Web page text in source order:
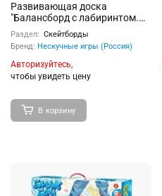
Развивающая доска
"Балансборд с лабиринтом.
Волшебник Изумрудного
города"
Раздел: Скейтборды
Бренд: Нескучные игры (Россия)
Авторизуйтесь,
чтобы увидеть цену
В корзину